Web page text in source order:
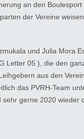
an den
der Vereine weisen.
und Julia Mora
Letter 05 ), die den
aus den
das PVRH-Team
sehr gerne 2020 wieder